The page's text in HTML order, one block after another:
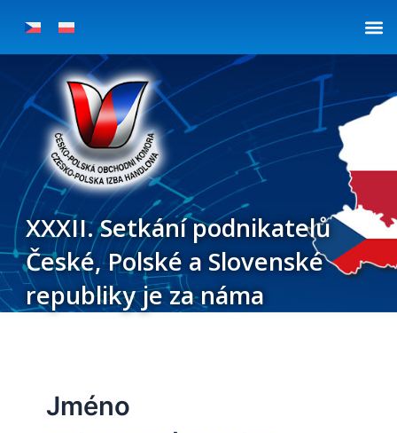
obsah
XXXII. Setkání podnikatelů
České, Polské a Slovenské
republiky je za náma
Jméno